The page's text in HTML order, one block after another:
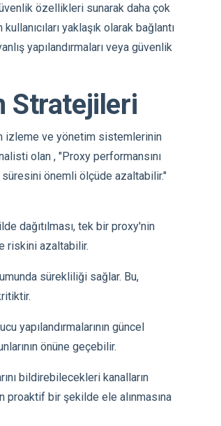
özellikleri sunarak daha çok
yaklaşık olarak bağlantı
yapılandırmaları veya güvenlik
Stratejileri
izleme ve yönetim sistemlerinin
olan , "Proxy performansını
önemli ölçüde azaltabilir."
dağıtılması, tek bir proxy'nin
riskini azaltabilir.
sürekliliği sağlar. Bu,
yapılandırmalarının güncel
önüne geçebilir.
bildirebilecekleri kanalların
proaktif bir şekilde ele alınmasına